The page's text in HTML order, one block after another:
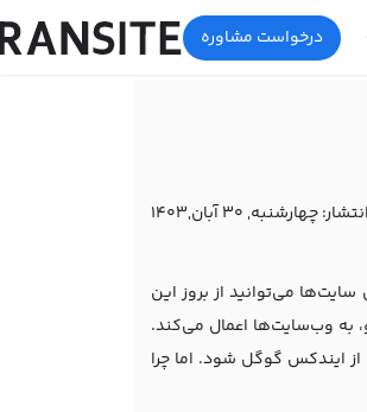
درخواست مشاوره
چهارشنبه, 30 آبان,1403
می‌توانید از بروز این
به وب‌سایت‌ها اعمال می‌کند.
ایندکس گوگل شود. اما چرا